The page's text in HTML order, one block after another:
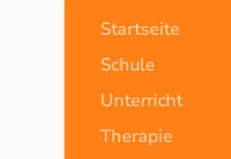
Startseite
Schule
Unterricht
Therapie